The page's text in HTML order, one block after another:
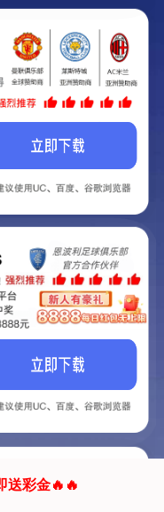
啦...
建设.
网站.